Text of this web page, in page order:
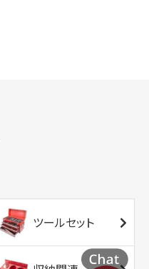
ツールセット